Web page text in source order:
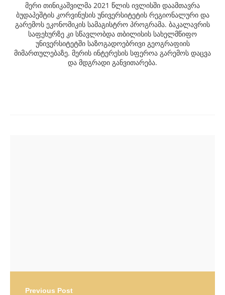
მერი თინიკაშვილმა 2021 წლის ივლისში დაამთავრა
ბუდაპეშტის კორვინუსის უნივერსიტეტის რეგიონალური და
გარემოს ეკონომიკის სამაგისტრო პროგრამა. ბაკალავრის
საფეხურზე კი სწავლობდა თბილისის სახელმწიფო
უნივერსიტეტში საზოგადოებრივი გეოგრაფიის
მიმართულებაზე. მერის ინტერესის სფეროა გარემოს დაცვა
და მდგრადი განვითარება.
Previous Post